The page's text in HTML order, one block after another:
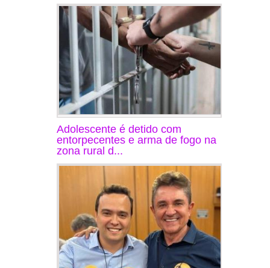
Adolescente é detido com
entorpecentes e arma de fogo na
zona rural d...